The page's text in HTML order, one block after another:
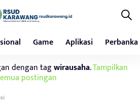
Game Aplikasi
dengan tagwirausaha.Tampilkan
postingan